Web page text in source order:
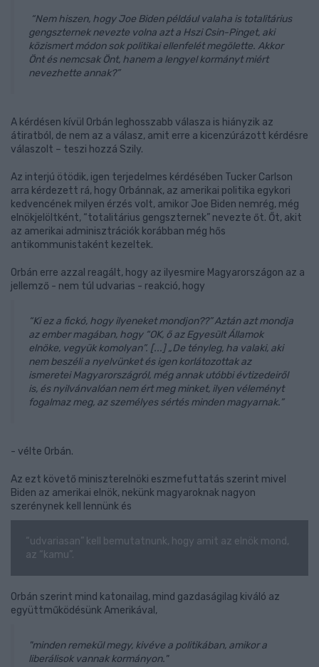
“Nem hiszen, hogy Joe Biden például valaha is totalitárius
gengszternek nevezte volna azt a Hszi Csin-Pinget, aki
közismert módon sok politikai ellenfelét megölette. Akkor
Önt és nemcsak Önt, hanem a lengyel kormányt miért
nevezhette annak?”
A kérdésen kívül Orbán leghosszabb válasza is hiányzik az
átiratból, de nem az a válasz, amit erre a kicenzúrázott kérdésre
válaszolt – teszi hozzá Szily.
Az interjú ötödik, igen terjedelmes kérdésében Tucker Carlson
arra kérdezett rá, hogy Orbánnak, az amerikai politika egykori
kedvencének milyen érzés volt, amikor Joe Biden nemrég, még
elnökjelöltként, “totalitárius gengszternek” nevezte őt. Őt, akit
az amerikai adminisztrációk korábban még hős
antikommunistaként kezeltek.
Orbán erre azzal reagált, hogy az ilyesmire Magyarországon az a
jellemző - nem túl udvarias - reakció, hogy
“Ki ez a fickó, hogy ilyeneket mondjon??” Aztán azt mondja
az ember magában, hogy “OK, ő az Egyesült Államok
elnöke, vegyük komolyan”. [...] „De tényleg, ha valaki, aki
nem beszéli a nyelvünket és igen korlátozottak az
ismeretei Magyarországról, még annak utóbbi évtizedeiről
is, és nyilvánvalóan nem ért meg minket, ilyen véleményt
fogalmaz meg, az személyes sértés minden magyarnak.”
- vélte Orbán.
Az ezt követő miniszterelnöki eszmefuttatás szerint mivel
Biden az amerikai elnök, nekünk magyaroknak nagyon
szerénynek kell lennünk és
“udvariasan” kell bemutatnunk, hogy amit az elnök mond,
az “kamu”.
Orbán szerint mind katonailag, mind gazdaságilag kiváló az
együttműködésünk Amerikával,
"minden remekül megy, kivéve a politikában, amikor a
liberálisok vannak kormányon."